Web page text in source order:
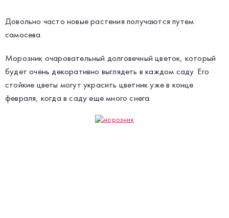
Довольно часто новые растения получаются путем
самосева.
Морозник очаровательный долговечный цветок, который
будет очень декоративно выглядеть в каждом саду. Его
стойкие цветы могут украсить цветник уже в конце
февраля, когда в саду еще много снега.